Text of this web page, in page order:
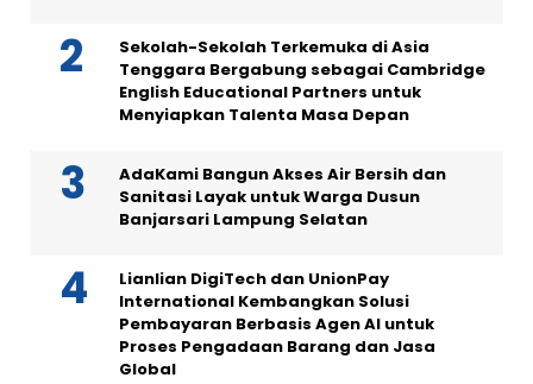
Sekolah-Sekolah Terkemuka di Asia
Tenggara Bergabung sebagai Cambridge
English Educational Partners untuk
Menyiapkan Talenta Masa Depan
AdaKami Bangun Akses Air Bersih dan
Sanitasi Layak untuk Warga Dusun
Banjarsari Lampung Selatan
Lianlian DigiTech dan UnionPay
International Kembangkan Solusi
Pembayaran Berbasis Agen AI untuk
Proses Pengadaan Barang dan Jasa
Global